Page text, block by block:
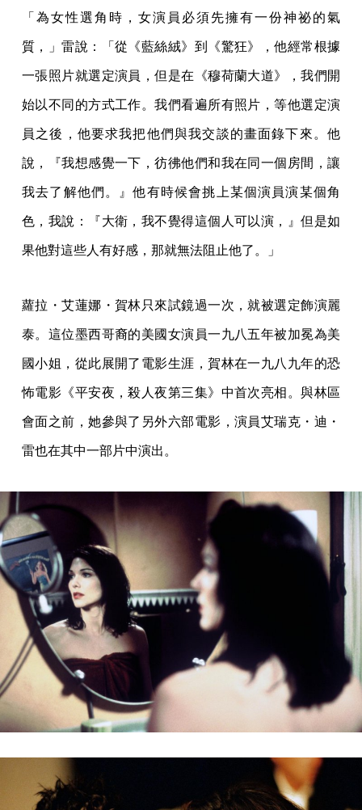
「為女性選角時，女演員必須先擁有一份神祕的氣
質，」雷說：「從《藍絲絨》到《驚狂》，他經常根據
一張照片就選定演員，但是在《穆荷蘭大道》，我們開
始以不同的方式工作。我們看遍所有照片，等他選定演
員之後，他要求我把他們與我交談的畫面錄下來。他
說，『我想感覺一下，彷彿他們和我在同一個房間，讓
我去了解他們。』他有時候會挑上某個演員演某個角
色，我說：『大衛，我不覺得這個人可以演，』但是如
果他對這些人有好感，那就無法阻止他了。」
蘿拉・艾蓮娜・賀林只來試鏡過一次，就被選定飾演麗
泰。這位墨西哥裔的美國女演員一九八五年被加冕為美
國小姐，從此展開了電影生涯，賀林在一九八九年的恐
怖電影《平安夜，殺人夜第三集》中首次亮相。與林區
會面之前，她參與了另外六部電影，演員艾瑞克・迪・
雷也在其中一部片中演出。